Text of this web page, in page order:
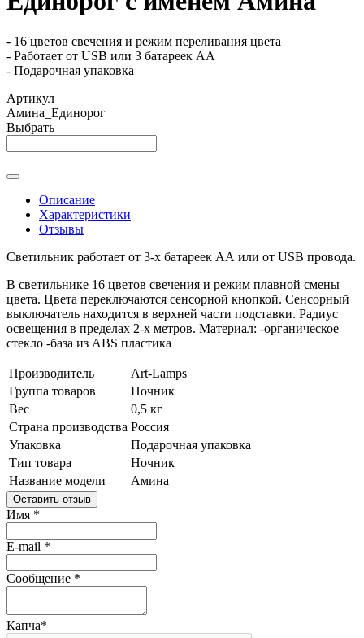
- 16 цветов свечения и режим переливания цвета
- Работает от USB или 3 батареек АА
- Подарочная упаковка
Артикул
Амина_Единорог
Выбрать
Описание
Характеристики
Отзывы
Светильник работает от 3-х батареек АА или от USB провода.
В светильнике 16 цветов свечения и режим плавной смены
цвета. Цвета переключаются сенсорной кнопкой. Сенсорный
выключатель находится в верхней части подставки. Радиус
освещения в пределах 2-х метров. Материал: -органическое
стекло -база из ABS пластика
Производитель
Art-Lamps
Группа товаров
Ночник
Вес
0,5 кг
Страна производства Россия
Упаковка
Подарочная упаковка
Тип товара
Ночник
Название модели
Амина
Оставить отзыв
Имя *
E-mail *
Сообщение *
Капча*